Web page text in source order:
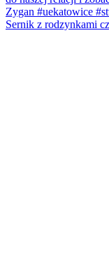
Sernik z rodzynkami